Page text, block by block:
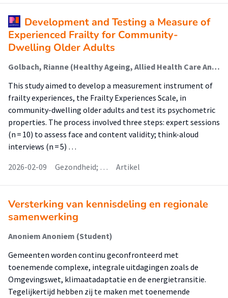
Development and Testing a Measure of
Experienced Frailty for Community-
Dwelling Older Adults
Golbach, Rianne (Healthy Ageing, Allied Health Care And Nursing); Hobbelen, Johannes (Ageing And Allied Health Care); Krijnen, Wim (Statistical Techniques For Applied Research); Jager-Wittenaar, Harriët (Malnutrition And Healthy Ageing); Finnema, Evelyn
This study aimed to develop a measurement instrument of
frailty experiences, the Frailty Experiences Scale, in
community-dwelling older adults and test its psychometric
properties. The process involved three steps: expert sessions
(n = 10) to assess face and content validity; think-aloud
interviews (n = 5) …
2026-02-09
Gezondheid; … Artikel
Versterking van kennisdeling en regionale
samenwerking
Anoniem Anoniem (Student)
Gemeenten worden continu geconfronteerd met
toenemende complexe, integrale uitdagingen zoals de
Omgevingswet, klimaatadaptatie en de energietransitie.
Tegelijkertijd hebben zij te maken met toenemende